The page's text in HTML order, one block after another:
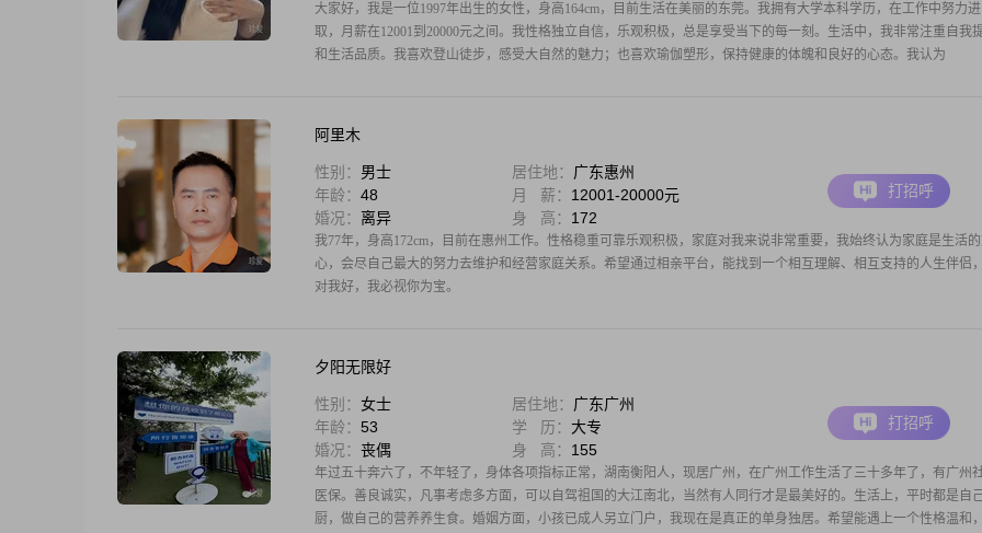
大家好，我是一位1997年出生的女性，身高164cm，目前生活在美丽的东莞。我拥有大学本科学历，在工作中努力进
取，月薪在12001到20000元之间。我性格独立自信，乐观积极，总是享受当下的每一刻。生活中，我非常注重自我
和生活品质。我喜欢登山徒步，感受大自然的魅力；也喜欢瑜伽塑形，保持健康的体魄和良好的心态。我认为
阿里木
性别： 男士 居住地： 广东惠州
年龄： 48 月 薪： 12001-20000元
婚况： 离异 身 高： 172
我77年，身高172cm，目前在惠州工作。性格稳重可靠乐观积极，家庭对我来说非常重要，我始终认为家庭是生活
心，会尽自己最大的努力去维护和经营家庭关系。希望通过相亲平台，能找到一个相互理解、相互支持的人生伴侣
对我好，我必视你为宝。
打招呼
夕阳无限好
性别： 女士 居住地： 广东广州
年龄： 53 学 历： 大专
婚况： 丧偶 身 高： 155
年过五十奔六了，不年轻了，身体各项指标正常，湖南衡阳人，现居广州，在广州工作生活了三十多年了，有广州
医保。善良诚实，凡事考虑多方面，可以自驾祖国的大江南北，当然有人同行才是最美好的。生活上，平时都是自
厨，做自己的营养养生食。婚姻方面，小孩已成人另立门户，我现在是真正的单身独居。希望能遇上一个性格温和
打招呼